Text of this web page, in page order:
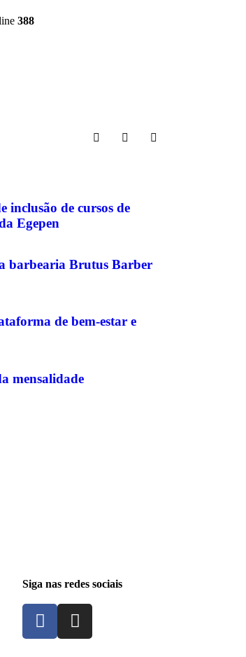
388
inclusão de cursos de
Egepen
barbearia Brutus Barber
de bem-estar e
mensalidade
Siga nas redes sociais